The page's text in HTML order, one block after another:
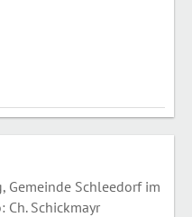
Gemeinde Schleedorf im
Ch. Schickmayr